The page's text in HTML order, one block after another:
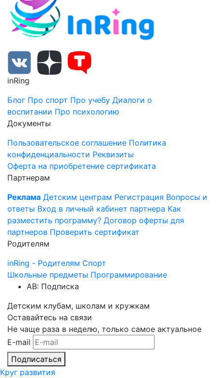
inRing
Блог Про спорт Про учебу Диалоги о
воспитании Про психологию
Документы
Пользовательское соглашение Политика
конфиденциальности Реквизиты
Оферта на приобретение сертификата
Партнерам
Реклама Детским центрам Регистрация Вопросы и
ответы Вход в личный кабинет партнера Как
разместить программу? Договор оферты для
партнеров Проверить сертификат
Родителям
inRing - Родителям Спорт
Школьные предметы Программирование
AB: Подписка
Детским клубам, школам и кружкам
Оставайтесь на связи
Не чаще раза в неделю, только самое актуальное
E-mail
Подписаться
Круг развития